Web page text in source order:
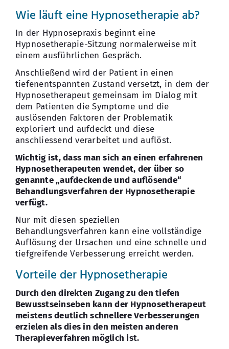
Wie läuft eine Hypnosetherapie ab?
In der Hypnosepraxis beginnt eine
Hypnosetherapie-Sitzung normalerweise mit
einem ausführlichen Gespräch.
Anschließend wird der Patient in einen
tiefenentspannten Zustand versetzt, in dem der
Hypnosetherapeut gemeinsam im Dialog mit
dem Patienten die Symptome und die
auslösenden Faktoren der Problematik
exploriert und aufdeckt und diese
anschliessend verarbeitet und auflöst.
Wichtig ist, dass man sich an einen erfahrenen
Hypnosetherapeuten wendet, der über so
genannte „aufdeckende und auflösende“
Behandlungsverfahren der Hypnosetherapie
verfügt.
Nur mit diesen speziellen
Behandlungsverfahren kann eine vollständige
Auflösung der Ursachen und eine schnelle und
tiefgreifende Verbesserung erreicht werden.
Vorteile der Hypnosetherapie
Durch den direkten Zugang zu den tiefen
Bewusstseinseben kann der Hypnosetherapeut
meistens deutlich schnellere Verbesserungen
erzielen als dies in den meisten anderen
Therapieverfahren möglich ist.